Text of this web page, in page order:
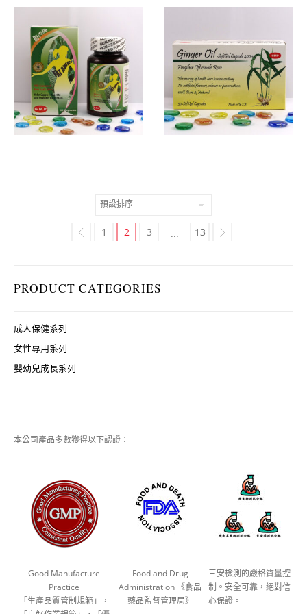
PRODUCT CATEGORIES
成人保健系列
女性專用系列
嬰幼兒成長系列
1 2 3 ... 13
本公司產品多數獲得以下認證：
Good Manufacture
Practice
「生產品質管制規範」，
Food and Drug
Administration 《食品
藥品監督管理局》
三安檢測的嚴格質量控
制。安全可靠，絕對信
心保證。